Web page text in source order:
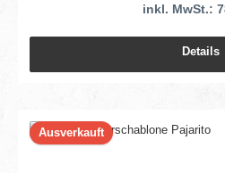
inkl. MwSt.:
Details
Ausverkauft